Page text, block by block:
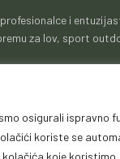
osigurali
koriste se
koje
i
za lov, sport
Opći